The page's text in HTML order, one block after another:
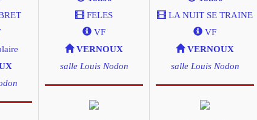
FELES
VF
VERNOUX
salle Louis Nodon
LA NUIT SE TRAINE
VF
VERNOUX
salle Louis Nodon